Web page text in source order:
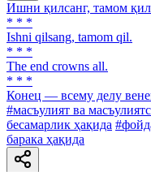
Ишни қилсанг, тамом
* * *
Ishni qilsang, tamom qil.
* * *
The end crowns all.
* * *
Конец — всему делу
#масъулият ва
бесамарлик ҳақида
барака ҳақида